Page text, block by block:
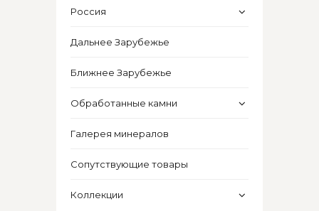
Россия
Дальнее Зарубежье
Ближнее Зарубежье
Обработанные камни
Галерея минералов
Сопутствующие товары
Коллекции